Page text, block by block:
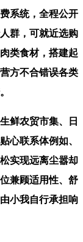
系统，全程公开
群，可就近选购
类食材，搭建起
方不合错误各类
鲜农贸市集、日
心联系体例如、
实现远离尘嚣却
兼顾适用性、舒
小我自行承担响